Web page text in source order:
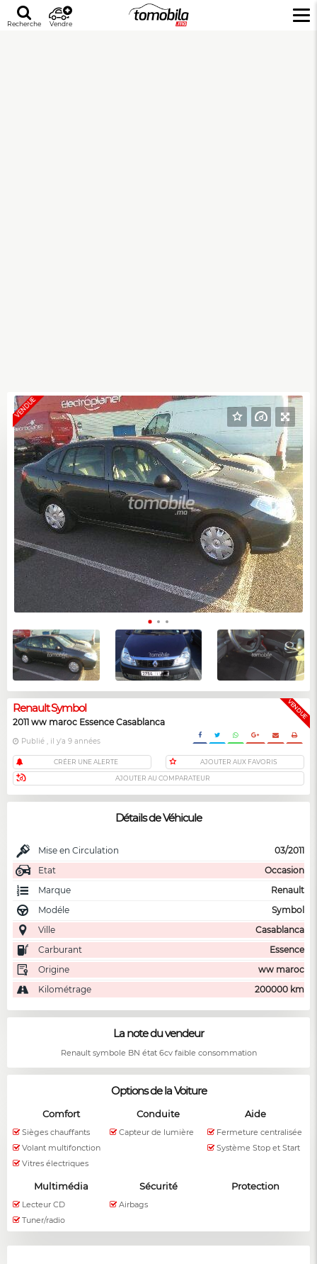
Recherche Vendre
VENDUE
VENDUE
Renault Symbol
2011 ww maroc Essence Casablanca
Publié , il y'a 9 années
CRÉER UNE ALERTE AJOUTER AUX FAVORIS
AJOUTER AU COMPARATEUR
Détails de Véhicule
Mise en Circulation
03/2011
Etat
Occasion
Marque
Renault
Modéle
Symbol
Ville
Casablanca
Carburant
Essence
Origine
ww maroc
Kilométrage
200000 km
La note du vendeur
Renault symbole BN état 6cv faible consommation
Options de la Voiture
Comfort
Sièges chauffants
Volant multifonction
Vitres électriques
Conduite
Capteur de lumière
Aide
Fermeture centralisée
Système Stop et Start
Multimédia
Lecteur CD
Tuner/radio
Sécurité
Airbags
Protection